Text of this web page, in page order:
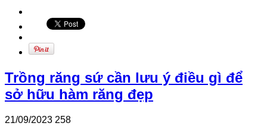
Trồng răng sứ cần lưu ý điều gì để
sở hữu hàm răng đẹp
21/09/2023 258